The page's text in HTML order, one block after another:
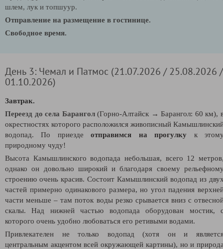
шлем, лук и топшуур.
Отправление на размещение в гостинице.
Свободное время.
День 3: Чемал и Патмос (21.07.2026 / 25.08.2026 /
01.10.2026)
Завтрак.
Переезд до села Барангол(Горно-Алтайск → Барангол: 60 км),
окрестностях которого расположился живописный
водопад. По приездеотправимся на прогулку к
природному чуду!
Высота Камышлинского водопада небольшая, всего 12
однако он довольно широкий и благодаря своему
строению очень красив. Состоит Камышлинский водопад из
частей примерно одинакового размера, но угол падения
части меньше – там поток воды резко срывается вниз с
скалы. Над нижней частью водопада оборудован мостик,
которого очень удобно любоваться его ретивыми водами.
Привлекателен не только водопад (хотя он и
центральным акцентом всей окружающей картины), но и